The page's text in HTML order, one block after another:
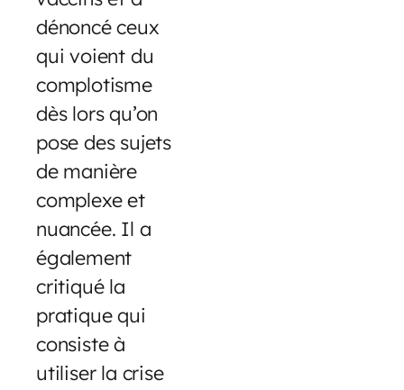
dénoncé ceux
qui voient du
complotisme
dès lors qu’on
pose des sujets
de manière
complexe et
nuancée. Il a
également
critiqué la
pratique qui
consiste à
utiliser la crise